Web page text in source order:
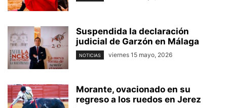
Suspendida la declaración
judicial de Garzón en Málaga
NOTICIAS viernes 15 mayo, 2026
Morante, ovacionado en su
regreso a los ruedos en Jerez